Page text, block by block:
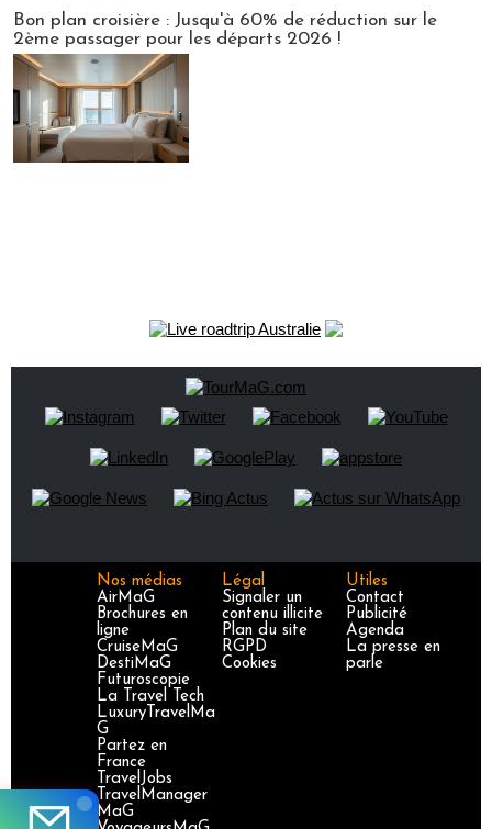
Bon plan croisière : Jusqu'à 60% de réduction sur le
2ème passager pour les départs 2026 !
Nos médias
AirMaG
Brochures en
ligne
CruiseMaG
DestiMaG
Futuroscopie
La Travel Tech
LuxuryTravelMa
G
Partez en
France
TravelJobs
TravelManager
MaG
Légal
Signaler un
contenu illicite
Plan du site
RGPD
Cookies
Utiles
Contact
Publicité
Agenda
La presse en
parle